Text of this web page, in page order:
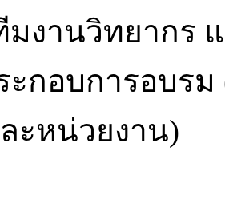
มงานวิทยากร
ะกอบการอบร
ะหน่วยงาน)